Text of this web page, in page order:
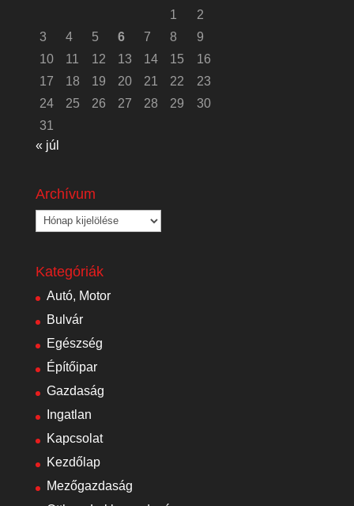
1
2
3
4 5 6 7 8
9
10
11 12 13 14 15
16
17
18 19 20 21 22
23
24
25 26 27 28 29
30
31
« júl
Archívum
Archívum
Kategóriák
Autó, Motor
Bulvár
Egészség
Építőipar
Gazdaság
Ingatlan
Kapcsolat
Kezdőlap
Mezőgazdaság